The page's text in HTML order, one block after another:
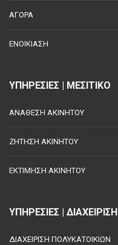
ΑΓΟΡΑ
ΕΝΟΙΚΙΑΣΗ
ΥΠΗΡΕΣΙΕΣ | ΜΕΣΙΤΙΚΟ
ΑΝΑΘΕΣΗ ΑΚΙΝΗΤΟΥ
ΖΗΤΗΣΗ ΑΚΙΝΗΤΟΥ
ΕΚΤΙΜΗΣΗ ΑΚΙΝΗΤΟΥ
ΥΠΗΡΕΣΙΕΣ | ΔΙΑΧΕΙΡΙΣΗ
ΔΙΑΧΕΙΡΙΣΗ ΠΟΛΥΚΑΤΟΙΚΙΩΝ